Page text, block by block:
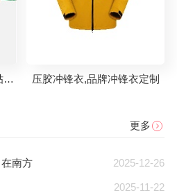
高端硬壳防水压胶冲锋衣贴牌代工 压胶冲锋衣,品牌冲锋衣定制
更多
2025-12-26
南方
2025-11-22